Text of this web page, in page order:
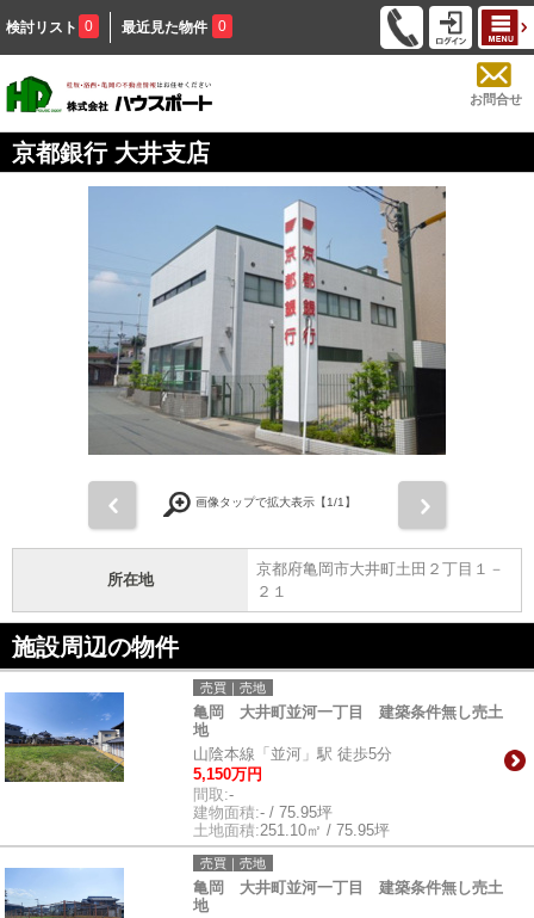
検討リスト 0 最近見た物件 0
お問合せ
京都銀行 大井支店
画像タップで拡大表示【1/1】
所在地
京都府亀岡市大井町土田２丁目１－
２１
施設周辺の物件
売買｜売地
亀岡 大井町並河一丁目 建築条件無し売土
地
山陰本線「並河」駅 徒歩5分
5,150万円
間取:-
建物面積:- / 75.95坪
土地面積:251.10㎡ / 75.95坪
売買｜売地
亀岡 大井町並河一丁目 建築条件無し売土
地